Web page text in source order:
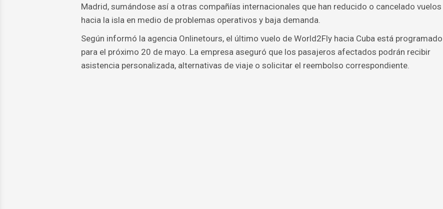
Madrid, sumándose así a otras compañías internacionales que han reducido o cancelado vuelos
hacia la isla en medio de problemas operativos y baja demanda.
Según informó la agencia Onlinetours, el último vuelo de World2Fly hacia Cuba está programado
para el próximo 20 de mayo. La empresa aseguró que los pasajeros afectados podrán recibir
asistencia personalizada, alternativas de viaje o solicitar el reembolso correspondiente.